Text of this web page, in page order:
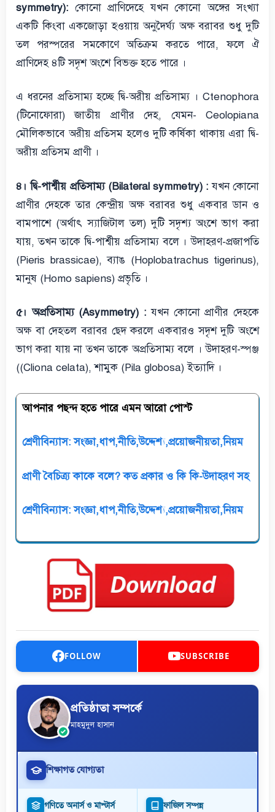
symmetry): কোনো প্রাণিদেহে যখন কোনো অঙ্গের সংখ্যা
একটি কিংবা একজোড়া হওয়ায় অনুদৈর্ঘ্য অক্ষ বরাবর শুধু দুটি
তল পরস্পরের সমকোণে অতিক্রম করতে পারে, ফলে ঐ
প্রাণিদেহ ৪টি সদৃশ অংশে বিভক্ত হতে পারে ।
এ ধরনের প্রতিসাম্য হচ্ছে দ্বি-অরীয় প্রতিসাম্য । Ctenophora
(টিনোফোরা) জাতীয় প্রাণীর দেহ, যেমন- Ceolopiana
মৌলিকভাবে অরীয় প্রতিসম হলেও দুটি কর্ষিকা থাকায় এরা দ্বি-
অরীয় প্রতিসম প্রাণী ।
৪। দ্বি-পার্শ্বীয় প্রতিসাম্য (Bilateral symmetry) : যখন কোনো
প্রাণীর দেহকে তার কেন্দ্রীয় অক্ষ বরাবর শুধু একবার ডান ও
বামপাশে (অর্থাৎ স্যাজিটাল তল) দুটি সদৃশ্য অংশে ভাগ করা
যায়, তখন তাকে দ্বি-পার্শ্বীয় প্রতিসাম্য বলে । উদাহরণ-প্রজাপতি
(Pieris brassicae), ব্যাঙ (Hoplobatrachus tigerinus),
মানুষ (Homo sapiens) প্রভৃতি ।
৫। অপ্রতিসাম্য (Asymmetry) : যখন কোনো প্রাণীর দেহকে
অক্ষ বা দেহতল বরাবর ছেদ করলে একবারও সদৃশ দুটি অংশে
ভাগ করা যায় না তখন তাকে অপ্রতিসাম্য বলে । উদাহরণ-স্পঞ্জ
((Cliona celata), শামুক (Pila globosa) ইত্যাদি ।
আপনার পছন্দ হতে পারে এমন আরো পোস্ট
শ্রেণীবিন্যাস: সংজ্ঞা,ধাপ,নীতি,উদ্দেশ্য,প্রয়োজনীয়তা,নিয়ম
প্রাণী বৈচিত্র্য কাকে বলে? কত প্রকার ও কি কি-উদাহরণ সহ
শ্রেণীবিন্যাস: সংজ্ঞা,ধাপ,নীতি,উদ্দেশ্য,প্রয়োজনীয়তা,নিয়ম
FOLLOW SUBSCRIBE
প্রতিষ্ঠাতা সম্পর্কে
মাহমুদুল হাসান
শিক্ষাগত যোগ্যতা
গণিতে অনার্স ও মাস্টার্স ফাজিল সম্পন্ন